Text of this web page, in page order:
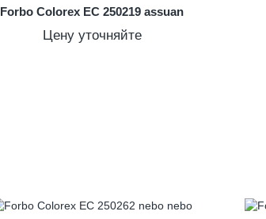
Forbo Colorex EC 250219 assuan
Цену уточняйте